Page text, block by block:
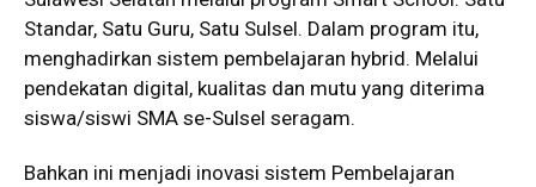
Standar, Satu Guru, Satu Sulsel. Dalam program itu,
menghadirkan sistem pembelajaran hybrid. Melalui
pendekatan digital, kualitas dan mutu yang diterima
siswa/siswi SMA se-Sulsel seragam.
Bahkan ini menjadi inovasi sistem Pembelajaran